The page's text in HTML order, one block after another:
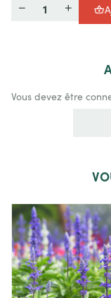
Vous devez être